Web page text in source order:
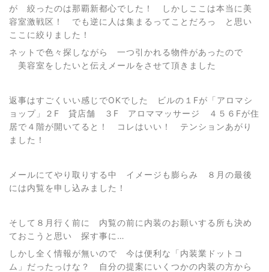
が 絞ったのは那覇新都心でした！ しかしここは本当に美
容室激戦区！ でも逆に人は集まるってことだろっ と思い
ここに絞りました！
ネットで色々探しながら 一つ引かれる物件があったので
美容室をしたいと伝えメールをさせて頂きました
返事はすごくいい感じでOKでした ビルの１Fが「アロマシ
ョップ」２F 貸店舗 ３F アロママッサージ ４５６Fが住
居で４階が開いてると！ コレはいい！ テンションあがり
ました！
メールにてやり取りする中 イメージも膨らみ ８月の最後
には内覧を申し込みました！
そして８月行く前に 内覧の前に内装のお願いする所も決め
ておこうと思い 探す事に…
しかし全く情報が無いので 今は便利な「内装業ドットコ
ム」だったっけな？ 自分の提案にいくつかの内装の方から